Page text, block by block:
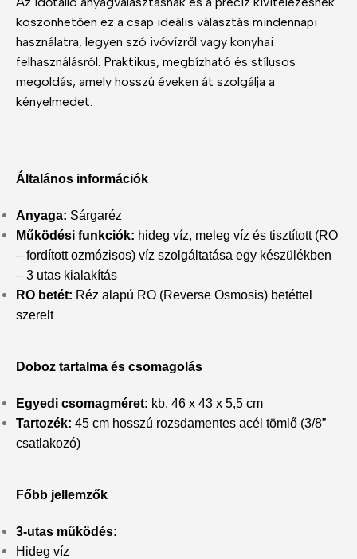
köszönhetően ez a csap ideális választás mindennapi
használatra, legyen szó ivóvízről vagy konyhai
felhasználásról. Praktikus, megbízható és stílusos
megoldás, amely hosszú éveken át szolgálja a
kényelmedet.
Általános információk
Anyaga: Sárgaréz
Működési funkciók: hideg víz, meleg víz és tisztított (RO
– fordított ozmózisos) víz szolgáltatása egy készülékben
– 3 utas kialakítás
RO betét: Réz alapú RO (Reverse Osmosis) betéttel
szerelt
Doboz tartalma és csomagolás
Egyedi csomagméret: kb. 46 x 43 x 5,5 cm
Tartozék: 45 cm hosszú rozsdamentes acél tömlő (3/8”
csatlakozó)
Főbb jellemzők
3-utas működés:
Hideg víz